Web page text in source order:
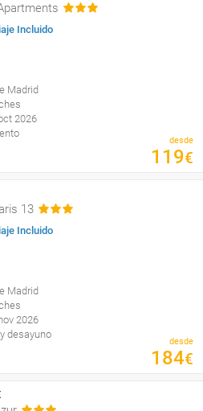
Incluido
Madrid
2026
desde
119€
13
Incluido
Madrid
2026
desayuno
desde
184€